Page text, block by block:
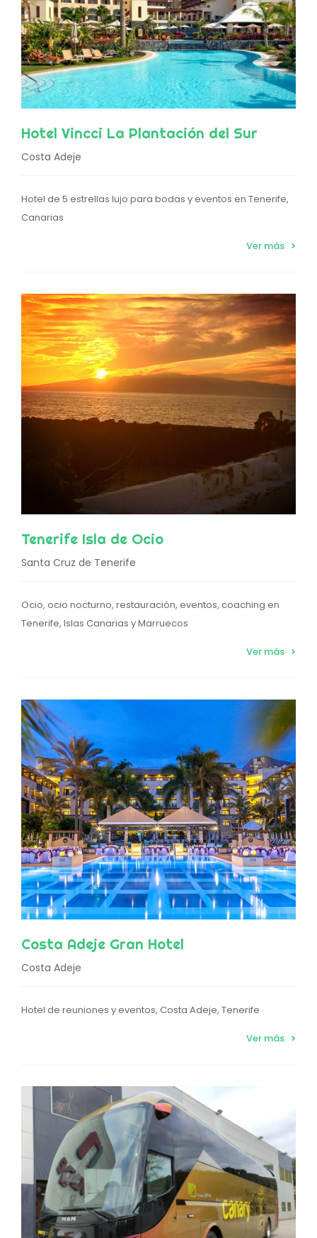
Hotel Vincci La Plantación del Sur
Costa Adeje
Hotel de 5 estrellas lujo para bodas y eventos en Tenerife,
Canarias
Ver más
Tenerife Isla de Ocio
Santa Cruz de Tenerife
Ocio, ocio nocturno, restauración, eventos, coaching en
Tenerife, Islas Canarias y Marruecos
Ver más
Costa Adeje Gran Hotel
Costa Adeje
Hotel de reuniones y eventos, Costa Adeje, Tenerife
Ver más